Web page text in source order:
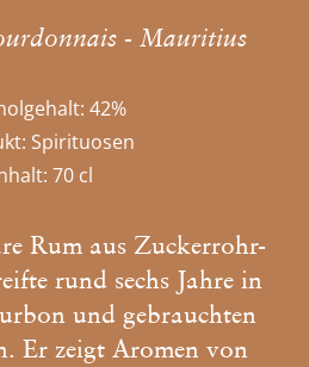
- Mauritius
42%
Spirituosen
70 cl
Rum aus Zuckerrohr-
rund sechs Jahre in
und gebrauchten
Er zeigt Aromen von